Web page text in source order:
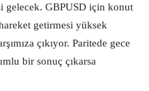
gelecek. GBPUSD için konut
getirmesi yüksek
çıkıyor. Paritede gece
bir sonuç çıkarsa